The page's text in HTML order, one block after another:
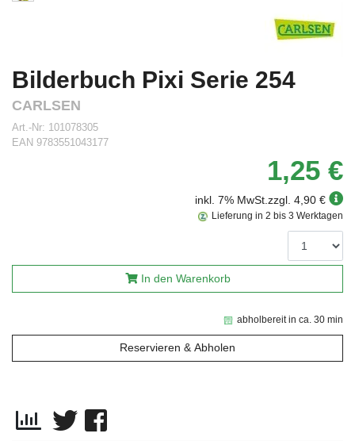
Bilderbuch Pixi Serie 254
CARLSEN
Art.-Nr: 101078305
EAN 9783551043177
1,25 €
inkl. 7% MwSt.zzgl. 4,90 €
abholbereit in ca. 30 min
Reservieren & Abholen
Lieferung in 2 bis 3 Werktagen
In den Warenkorb